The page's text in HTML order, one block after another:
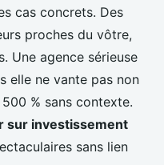
cas concrets. Des
proches du vôtre,
Une agence sérieuse
elle ne vante pas non
% sans contexte.
sur investissement
sans lien